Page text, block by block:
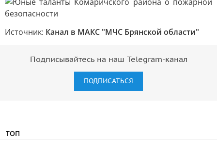
Источник: Канал в МАКС "МЧС Брянской области"
Подписывайтесь на наш Telegram-канал
ПОДПИСАТЬСЯ
ТОП